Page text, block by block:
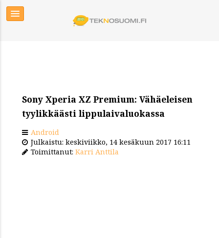
Sony Xperia XZ Premium: Vähäeleisen
tyylikkäästi lippulaivaluokassa
Android
Julkaistu: keskiviikko, 14 kesäkuun 2017 16:11
Toimittanut: Karri Anttila